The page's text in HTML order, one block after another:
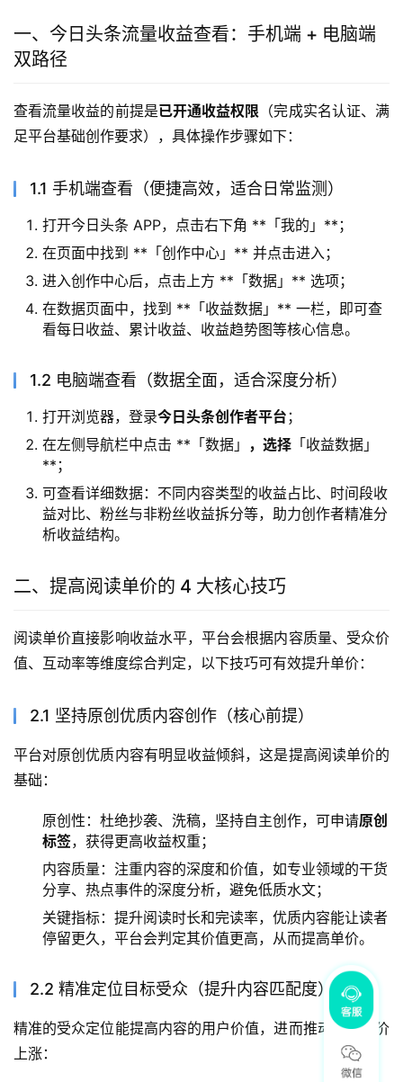
一、今日头条流量收益查看：手机端 + 电脑端
双路径
查看流量收益的前提是已开通收益权限 （完成实名认证、满
足平台基础创作要求），具体操作步骤如下：
1.1 手机端查看（便捷高效，适合日常监测）
打开今日头条 APP，点击右下角 **「我的」**；
在页面中找到 **「创作中心」** 并点击进入；
进入创作中心后，点击上方 **「数据」** 选项；
在数据页面中，找到 **「收益数据」** 一栏，即可查
看每日收益、累计收益、收益趋势图等核心信息。
1.2 电脑端查看（数据全面，适合深度分析）
打开浏览器，登录今日头条创作者平台 ；
在左侧导航栏中点击 **「数据」
，选择 「收益数据」
**；
可查看详细数据：不同内容类型的收益占比、时间段收
益对比、粉丝与非粉丝收益拆分等，助力创作者精准分
析收益结构。
二、提高阅读单价的 4 大核心技巧
阅读单价直接影响收益水平，平台会根据内容质量、受众价
值、互动率等维度综合判定，以下技巧可有效提升单价：
2.1 坚持原创优质内容创作（核心前提）
平台对原创优质内容有明显收益倾斜，这是提高阅读单价的
基础：
原创性：杜绝抄袭、洗稿，坚持自主创作，可申请原创
标签，获得更高收益权重；
内容质量：注重内容的深度和价值，如专业领域的干货
分享、热点事件的深度分析，避免低质水文；
关键指标：提升阅读时长和完读率，优质内容能让读者
停留更久，平台会判定其价值更高，从而提高单价。
2.2 精准定位目标受众（提升内容匹配度）
精准的受众定位能提高内容的用户价值，进而推动阅读单价
上涨：